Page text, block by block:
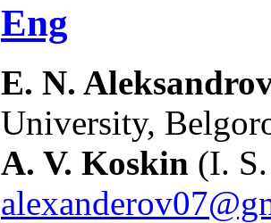
Eng
E. N.
University,
A. V. Koskin (I.